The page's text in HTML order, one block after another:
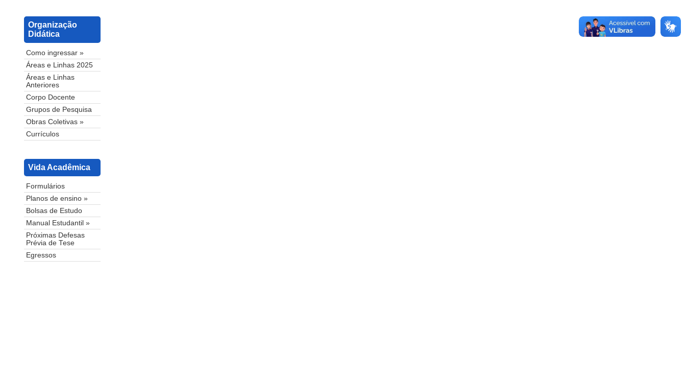
Organização
Didática
Como ingressar »
Áreas e Linhas 2025
Áreas e Linhas
Anteriores
Corpo Docente
Grupos de Pesquisa
Obras Coletivas »
Currículos
Vida Acadêmica
Formulários
Planos de ensino »
Bolsas de Estudo
Manual Estudantil »
Próximas Defesas
Prévia de Tese
Egressos